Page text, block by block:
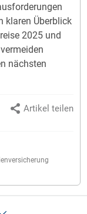
klaren Überblick
2025 und
nächsten
Artikel teilen